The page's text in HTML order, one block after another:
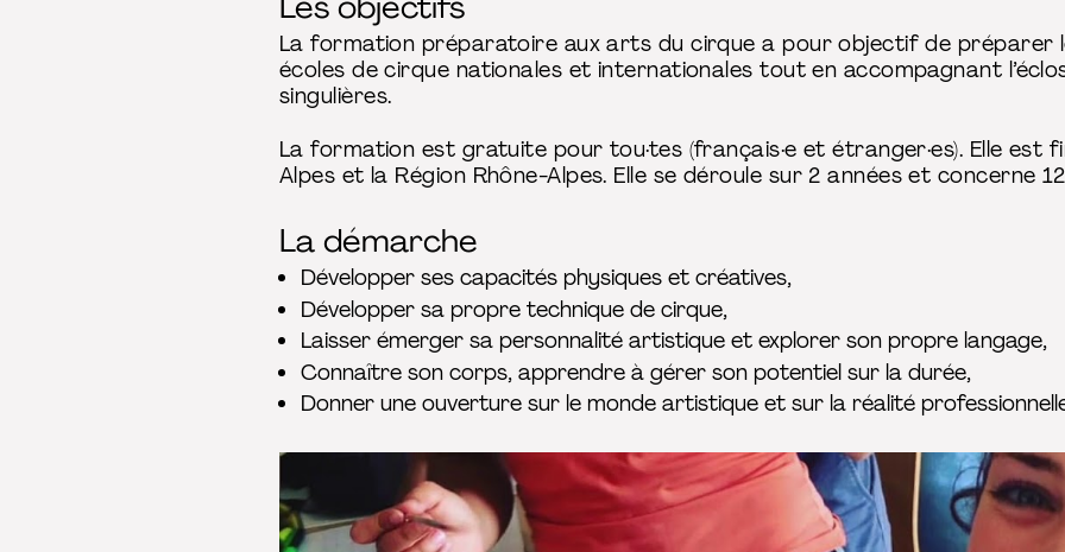
La formation préparatoire aux arts du cirque a pour objectif de préparer
écoles de cirque nationales et internationales tout en accompagnant
singulières.
La formation est gratuite pour tou·tes (français·e et étranger·es). Elle est
Alpes et la Région Rhône-Alpes. Elle se déroule sur 2 années et concerne
La démarche
Développer ses capacités physiques et créatives,
Développer sa propre technique de cirque,
Laisser émerger sa personnalité artistique et explorer son propre langage,
Connaître son corps, apprendre à gérer son potentiel sur la durée,
Donner une ouverture sur le monde artistique et sur la réalité